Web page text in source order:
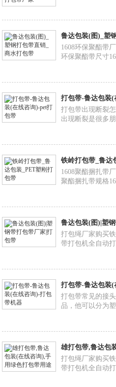
鲁达包装(图)_塑
1608环保聚酯带
环保聚酯带尺寸
打包带-鲁达包装
打包带出现断裂
出现断裂是很多
铁岭打包带_鲁达
1608聚酯捆扎带
聚酯捆扎带规格
鲁达包装(图)|塑
打包绳厂家购买
带打包机全自动
打包带-鲁达包装
打包带常见的接
品，他可以分为
雄打包带,鲁达包
用途
打包绳厂家购买
带打包机全自动